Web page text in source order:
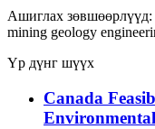
Ашиглах зөвшөөрлүүд:
mining geology
Үр дүнг шүүх
Canada